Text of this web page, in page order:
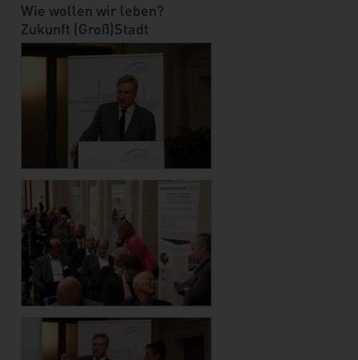
Wie wollen wir leben?
Zukunft (Groß)Stadt